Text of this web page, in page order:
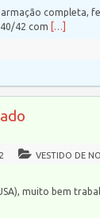
completa,
42 com […]
VESTIDO DE
muito bem